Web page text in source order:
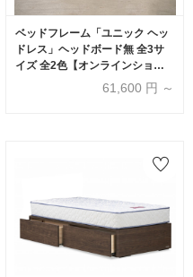
ベッドフレーム「ユニック ヘッ
ドレス」ヘッドボード無 全3サ
イズ 全2色【オンラインショッ
61,600 円 ～